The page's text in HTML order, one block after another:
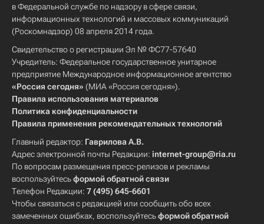
в Федеральной службе по надзору в сфере связи,
информационных технологий и массовых коммуникаций
(Роскомнадзор) 08 апреля 2014 года.
Свидетельство о регистрации Эл № ФС77-57640
Учредитель: Федеральное государственное унитарное
предприятие Международное информационное агентство
«Россия сегодня» (МИА «Россия сегодня»).
Правила использования материалов
Политика конфиденциальности
Правила применения рекомендательных технологий
Главный редактор: Гаврилова А.В.
Адрес электронной почты Редакции: internet-group@ria.ru
По вопросам размещения пресс-релизов и рекламы
воспользуйтесьформой обратной связи
Телефон Редакции: 7 (495) 645-6601
Чтобы связаться с редакцией или сообщить обо всех
замеченных ошибках, воспользуйтесьформой обратной